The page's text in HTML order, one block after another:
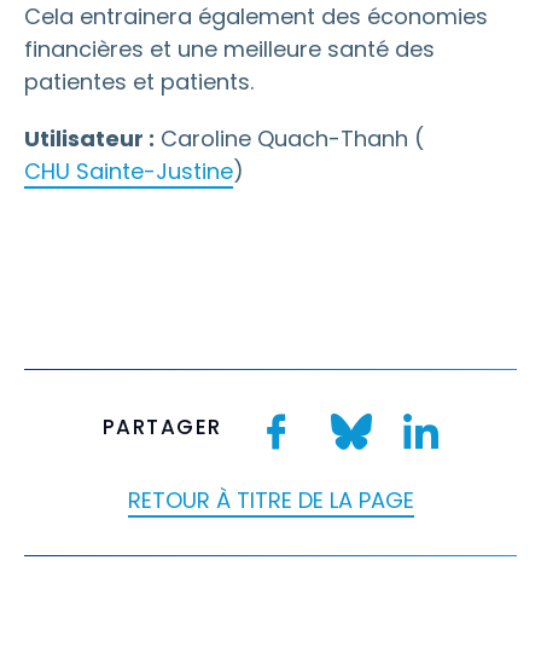
Cela entrainera également des économies
financières et une meilleure santé des
patientes et patients.
Utilisateur : Caroline Quach-Thanh (
CHU Sainte-Justine)
PARTAGER
RETOUR À TITRE DE LA PAGE